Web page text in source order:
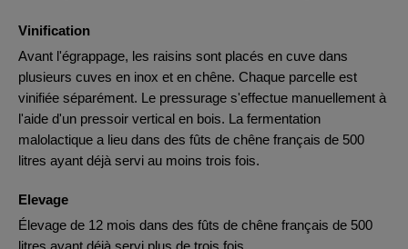
Vinification
Avant l'égrappage, les raisins sont placés en cuve dans
plusieurs cuves en inox et en chêne. Chaque parcelle est
vinifiée séparément. Le pressurage s'effectue manuellement à
l'aide d'un pressoir vertical en bois. La fermentation
malolactique a lieu dans des fûts de chêne français de 500
litres ayant déjà servi au moins trois fois.
Elevage
Élevage de 12 mois dans des fûts de chêne français de 500
litres ayant déjà servi plus de trois fois.